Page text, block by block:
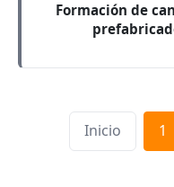
Formación de
Inicio 1